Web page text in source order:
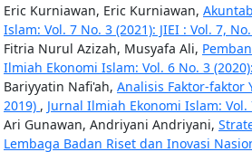
Eric Kurniawan, Eric Kurniawan,
Islam: Vol. 7 No. 3 (2021): JIEI : Vol. 7,
Fitria Nurul Azizah, Musyafa Ali,
Ilmiah Ekonomi Islam: Vol. 6 No. 3
Bariyyatin Nafi'ah, Analisis Faktor-faktor
2019) , Jurnal Ilmiah Ekonomi Islam: Vol.
Ari Gunawan, Andriyani Andriyani,
Lembaga Badan Riset dan Inovasi